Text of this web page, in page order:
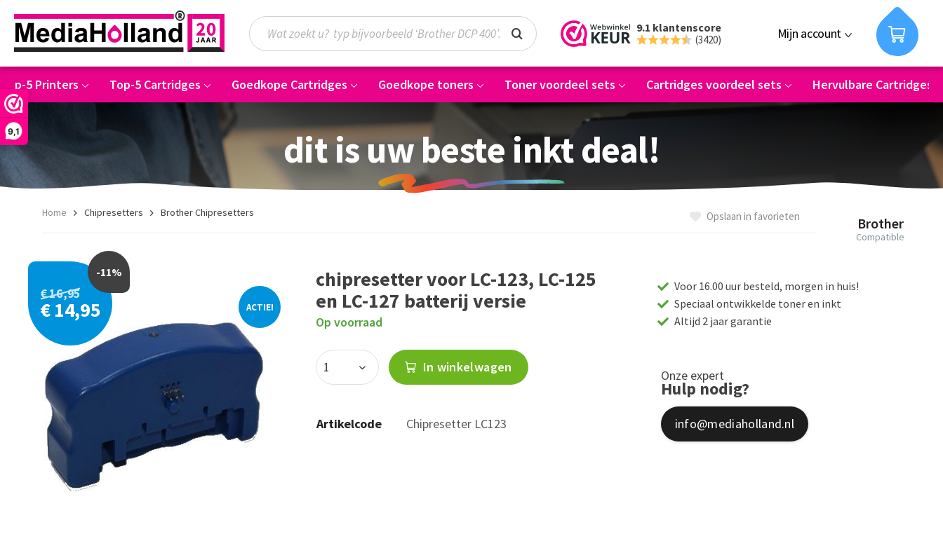
9,1
9.1 klantenscore
(3420) Mijn account
Top-5 Printers Top-5 Cartridges Goedkope Cartridges Goedkope toners Toner voordeel sets Cartridges voordeel sets Hervulbare Cartridges
dit is uw beste inkt deal!
Home Chipresetters Brother Chipresetters
ACTIE!
€ 16,95
-11%
€ 14,95
chipresetter voor LC-123, LC-125
en LC-127 batterij versie
Op voorraad
In winkelwagen
Artikelcode Chipresetter LC123
Opslaan in favorieten Brother
Compatible
Voor 16.00 uur besteld, morgen in huis!
Speciaal ontwikkelde toner en inkt
Altijd 2 jaar garantie
Onze expert
Hulp nodig?
info@mediaholland.nl